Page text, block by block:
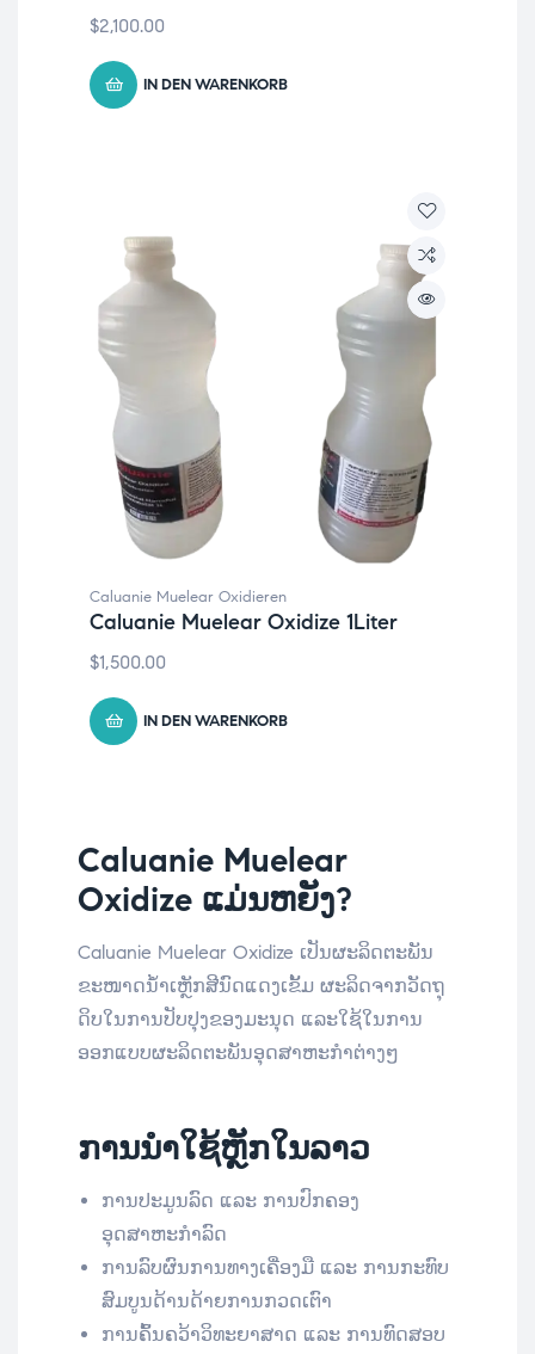
$2,100.00
IN DEN WARENKORB
Caluanie Muelear Oxidieren
Caluanie Muelear Oxidize 1Liter
$1,500.00
IN DEN WARENKORB
Caluanie Muelear
Oxidize ແມ່ນຫຍັງ?
Caluanie Muelear Oxidize ເປັນຜະລິດຕະພັນ
ຂະໜາດນ້ຳເຫຼັກສີນົດແດງເຂັ້ມ ຜະລິດຈາກວັດຖຸ
ດິບໃນການປັບປຸງຂອງມະນຸດ ແລະໃຊ້ໃນການ
ອອກແບບຜະລິດຕະພັນອຸດສາຫະກຳຕ່າງໆ
ການນໍາໃຊ້ຫຼັກໃນລາວ
ການປະມູນລົດ ແລະ ການປົກຄອງ
ອຸດສາຫະກຳລົດ
ການລົບຜົນການທາງເຄື່ອງມື ແລະ ການກະທົບ
ສົມບູນດ້ານດ້າຍການກວດເຕົາ
ການຄົ້ນຄວ້າວິທະຍາສາດ ແລະ ການທົດສອບ